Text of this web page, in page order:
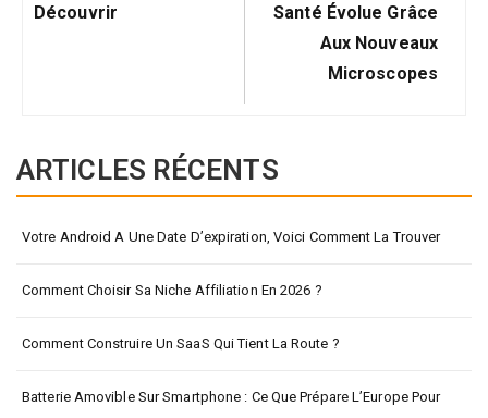
Découvrir
Santé Évolue Grâce
Aux Nouveaux
Microscopes
ARTICLES RÉCENTS
Votre Android A Une Date D’expiration, Voici Comment La Trouver
Comment Choisir Sa Niche Affiliation En 2026 ?
Comment Construire Un SaaS Qui Tient La Route ?
Batterie Amovible Sur Smartphone : Ce Que Prépare L’Europe Pour